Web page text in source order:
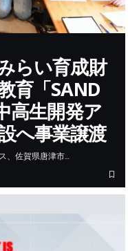
らい育成財
育「SAND
高生開発ア
へ事業譲渡
、佐賀県唐津市…